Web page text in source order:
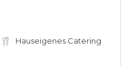
Hauseigenes Catering